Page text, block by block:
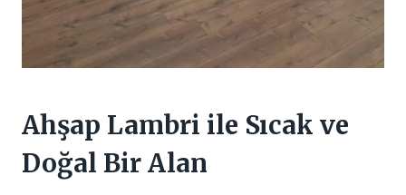
Ahşap Lambri ile Sıcak ve
Doğal Bir Alan